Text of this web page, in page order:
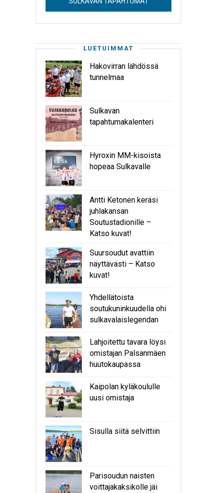
LUETUIMMAT
Hakovirran lähdössä
tunnelmaa
Sulkavan
tapahtumakalenteri
Hyroxin MM-kisoista
hopeaa Sulkavalle
Antti Ketonen keräsi
juhlakansan
Soutustadionille –
Katso kuvat!
Suursoudut avattiin
näyttävästi – Katso
kuvat!
Yhdellätoista
soutukuninkuudella ohi
sulkavalaislegendan
Lahjoitettu tavara löysi
omistajan Palsanmäen
huutokaupassa
Kaipolan kyläkoululle
uusi omistaja
Sisulla siitä selvittiin
Parisoudun naisten
voittajakaksikolle jäi